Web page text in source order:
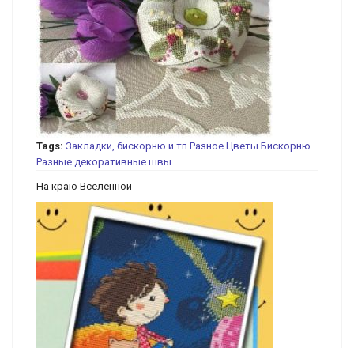
Tags: Закладки, бискорню и тп Разное Цветы Бискорню
Разные декоративные швы
На краю Вселенной